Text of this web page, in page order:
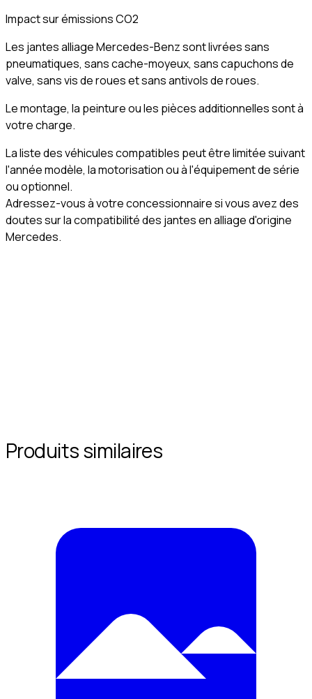
Impact sur émissions CO2
Les jantes alliage Mercedes-Benz sont livrées sans
pneumatiques, sans cache-moyeux, sans capuchons de
valve, sans vis de roues et sans antivols de roues.
Le montage, la peinture ou les pièces additionnelles sont à
votre charge.
La liste des véhicules compatibles peut être limitée suivant
l'année modèle, la motorisation ou à l'équipement de série
ou optionnel.
Adressez-vous à votre concessionnaire si vous avez des
doutes sur la compatibilité des jantes en alliage d'origine
Mercedes.
Produits similaires